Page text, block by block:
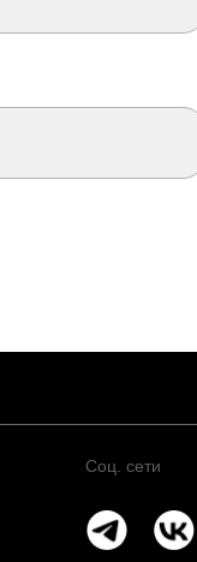
Соц. сети